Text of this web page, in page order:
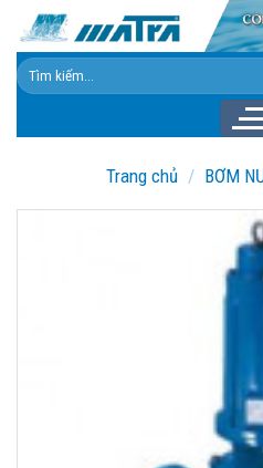
content
Tìm
kiếm:
Trang chủ / BƠM